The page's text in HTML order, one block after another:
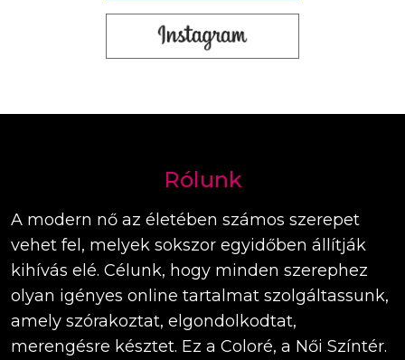
Rólunk
A modern nő az életében számos szerepet
vehet fel, melyek sokszor egyidőben állítják
kihívás elé. Célunk, hogy minden szerephez
olyan igényes online tartalmat szolgáltassunk,
amely szórakoztat, elgondolkodtat,
merengésre késztet. Ez a Coloré, a Női Színtér.